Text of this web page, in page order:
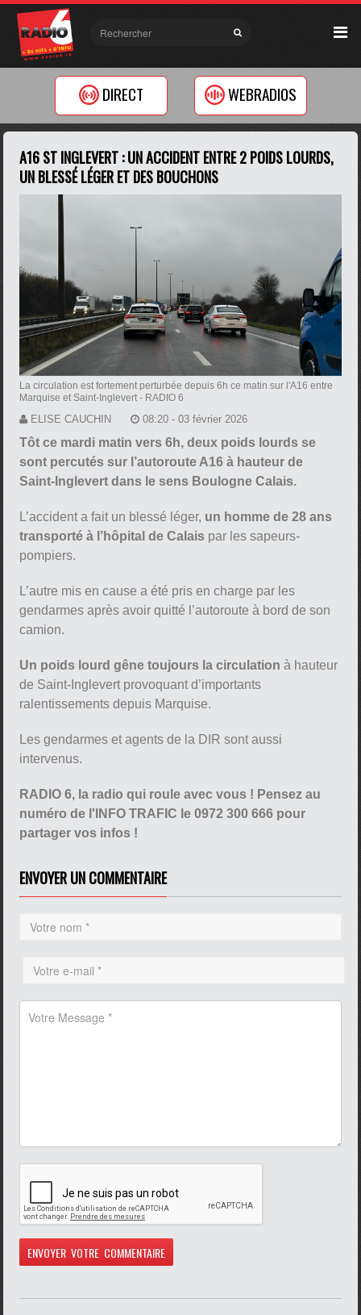
DIRECT WEBRADIOS
A16 ST INGLEVERT : UN ACCIDENT ENTRE 2 POIDS LOURDS,
UN BLESSÉ LÉGER ET DES BOUCHONS
La circulation est fortement perturbée depuis 6h ce matin sur l'A16 entre
Marquise et Saint-Inglevert - RADIO 6
ELISE CAUCHIN 08:20 - 03 février 2026
Tôt ce mardi matin vers 6h, deux poids lourds se
sont percutés sur l’autoroute A16 à hauteur de
Saint-Inglevert dans le sens Boulogne Calais.
L’accident a fait un blessé léger, un homme de 28 ans
transporté à l’hôpital de Calais par les sapeurs-
pompiers.
L’autre mis en cause a été pris en charge par les
gendarmes après avoir quitté l’autoroute à bord de son
camion.
Un poids lourd gêne toujours la circulation à hauteur
de Saint-Inglevert provoquant d’importants
ralentissements depuis Marquise.
Les gendarmes et agents de la DIR sont aussi
intervenus.
RADIO 6, la radio qui roule avec vous ! Pensez au
numéro de l'INFO TRAFIC le 0972 300 666 pour
partager vos infos !
ENVOYER UN COMMENTAIRE